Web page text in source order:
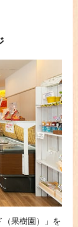
果樹園）」を